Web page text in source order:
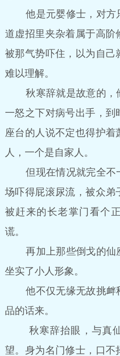
他是元婴修士，对方
道虚招里夹杂着属于高阶
被那气势吓住，以为自己
难以理解。
秋寒辞就是故意的，
一怒之下对病号出手，到
座台的人说不定也得护
人，一个是自家人。
但现在情况就完全不
场吓得屁滚尿流，被众弟
被赶来的长老掌门看个
谎。
再加上那些倒戈的仙
坐实了小人形象。
他不仅无缘无故挑衅
品的话来。
秋寒辞抬眼，与真仙
望。身为名门修士，口不